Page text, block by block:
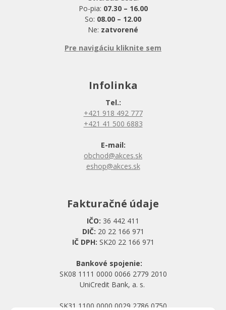
Po-pia: 07.30 – 16.00
So: 08.00 – 12.00
Ne: zatvorené
Pre navigáciu kliknite sem
Infolinka
Tel.:
+421 918 492 777
+421 41 500 6883
E-mail:
obchod@akces.sk
eshop@akces.sk
Fakturačné údaje
IČO: 36 442 411
DIČ: 20 22 166 971
IČ DPH: SK20 22 166 971
Bankové spojenie:
SK08 1111 0000 0066 2779 2010
UniCredit Bank, a. s.
SK31 1100 0000 0029 2786 0750